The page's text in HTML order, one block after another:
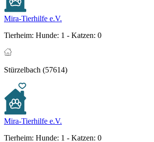
Mira-Tierhilfe e.V.
Tierheim: Hunde: 1 - Katzen: 0
Stürzelbach (57614)
Mira-Tierhilfe e.V.
Tierheim: Hunde: 1 - Katzen: 0